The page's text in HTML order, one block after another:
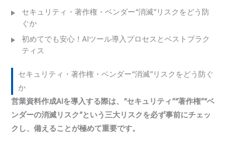
セキュリティ・著作権・ベンダー“消滅”リスクをどう防
ぐか
初めてでも安心！AIツール導入プロセスとベストプラク
ティス
セキュリティ・著作権・ベンダー“消滅”リスクをどう防ぐ
か
営業資料作成AIを導入する際は、“セキュリティ”“著作権”“ベ
ンダーの消滅リスク”という三大リスクを必ず事前にチェッ
クし、備えることが極めて重要です。